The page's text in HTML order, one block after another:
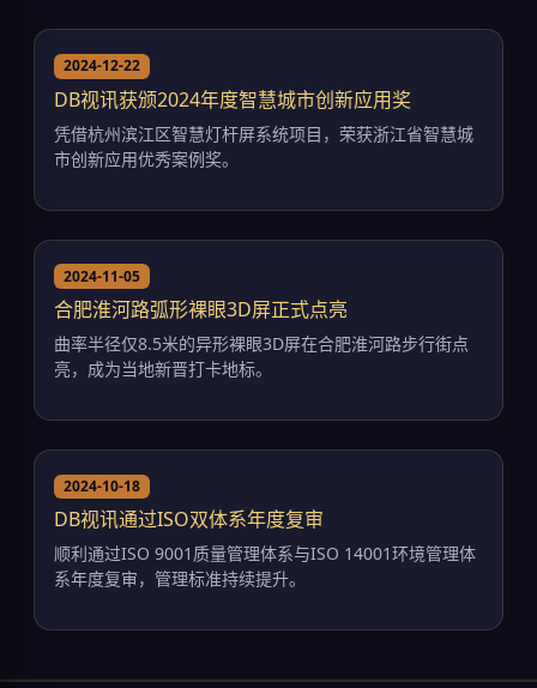
2024-12-22
DB视讯获颁2024年度智慧城市创新应用奖
凭借杭州滨江区智慧灯杆屏系统项目，荣获浙江省智慧城
市创新应用优秀案例奖。
2024-11-05
合肥淮河路弧形裸眼3D屏正式点亮
曲率半径仅8.5米的异形裸眼3D屏在合肥淮河路步行街点
亮，成为当地新晋打卡地标。
2024-10-18
DB视讯通过ISO双体系年度复审
顺利通过ISO 9001质量管理体系与ISO 14001环境管理体
系年度复审，管理标准持续提升。